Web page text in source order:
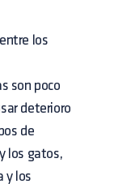
los
son poco
deterioro
de
los gatos,
y los